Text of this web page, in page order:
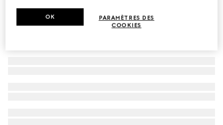
PARAMÈTRES DES
COOKIES
OK